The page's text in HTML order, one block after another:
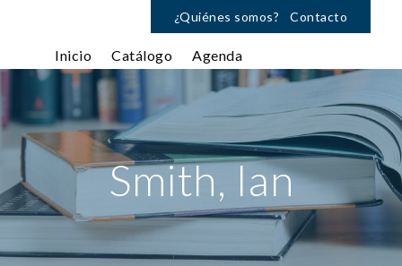
¿Quiénes somos? Contacto
Inicio Catálogo Agenda
Smith, Ian